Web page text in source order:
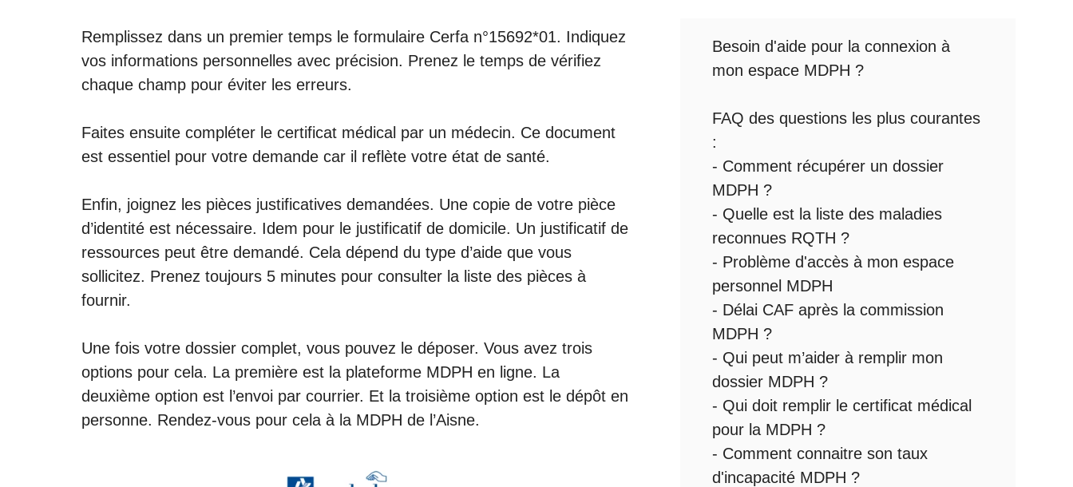
Remplissez dans un premier temps le formulaire Cerfa n°15692*01. Indiquez
vos informations personnelles avec précision. Prenez le temps de vérifiez
chaque champ pour éviter les erreurs.
Faites ensuite compléter le certificat médical par un médecin. Ce document
est essentiel pour votre demande car il reflète votre état de santé.
Enfin, joignez les pièces justificatives demandées. Une copie de votre pièce
d’identité est nécessaire. Idem pour le justificatif de domicile. Un justificatif de
ressources peut être demandé. Cela dépend du type d’aide que vous
sollicitez. Prenez toujours 5 minutes pour consulter la liste des pièces à
fournir.
Une fois votre dossier complet, vous pouvez le déposer. Vous avez trois
options pour cela. La première est la plateforme MDPH en ligne. La
deuxième option est l’envoi par courrier. Et la troisième option est le dépôt en
personne. Rendez-vous pour cela à la MDPH de l’Aisne.
Besoin d'aide pour la connexion à
mon espace MDPH ?
FAQ des questions les plus courantes
:
- Comment récupérer un dossier
MDPH ?
- Quelle est la liste des maladies
reconnues RQTH ?
- Problème d'accès à mon espace
personnel MDPH
- Délai CAF après la commission
MDPH ?
- Qui peut m’aider à remplir mon
dossier MDPH ?
- Qui doit remplir le certificat médical
pour la MDPH ?
- Comment connaitre son taux
d'incapacité MDPH ?